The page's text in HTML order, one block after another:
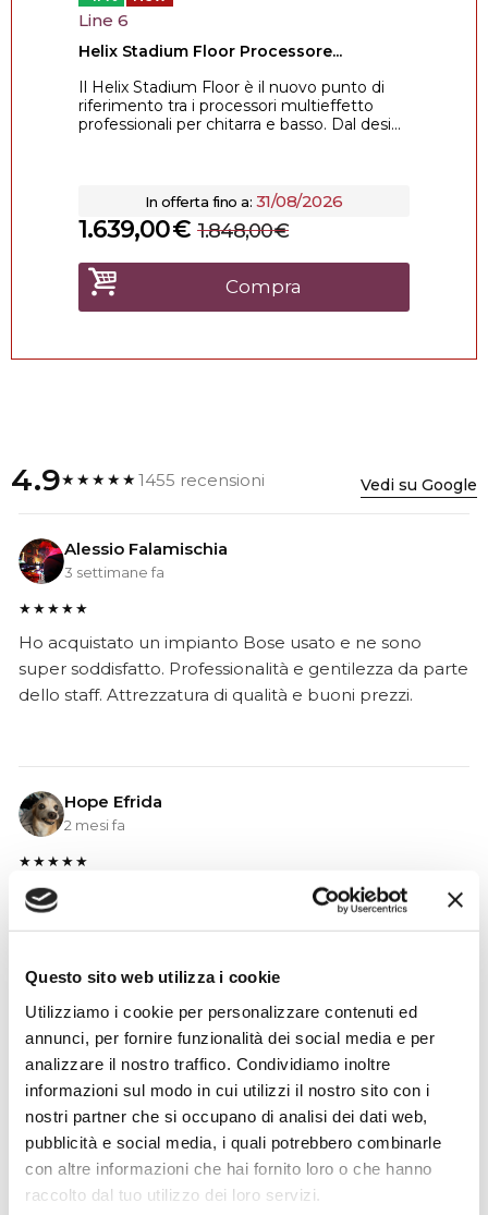
Questo sito web utilizza i cookie
Utilizziamo i cookie per personalizzare contenuti ed
annunci, per fornire funzionalità dei social media e per
analizzare il nostro traffico. Condividiamo inoltre
informazioni sul modo in cui utilizzi il nostro sito con i
nostri partner che si occupano di analisi dei dati web,
pubblicità e social media, i quali potrebbero combinarle
con altre informazioni che hai fornito loro o che hanno
raccolto dal tuo utilizzo dei loro servizi.
Line 6
Helix Stadium Floor Processore...
Il Helix Stadium Floor è il nuovo punto di
riferimento tra i processori multieffetto
professionali per chitarra e basso. Dal desi...
In offerta fino a: 31/08/2026
€
1.639,00 €
1.848,00
Compra
4.9★★★★★1455 recensioni Vedi su Google
Alessio Falamischia
3 settimane fa
★★★★★
Ho acquistato un impianto Bose usato e ne sono
super soddisfatto. Professionalità e gentilezza da parte
dello staff. Attrezzatura di qualità e buoni prezzi.
Hope Efrida
2 mesi fa
★★★★★
Ho acquistato un contrabbasso elettrico Stanzani, un
microfono professionale, amplificatore, cuffie, aste e
strumento è a dir poco meraviglioso e il resto dei
Simone Gasparoni
un mese fa
★★★★★
Ottima esperienza d’acquisto. Comunicazione